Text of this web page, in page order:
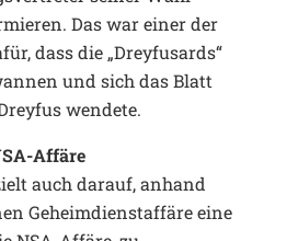
Das war einer der
dass die „Dreyfusards“
und sich das Blatt
wendete.
Affäre
auch darauf, anhand
Geheimdienstaffäre eine